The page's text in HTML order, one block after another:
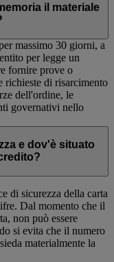
il materiale
massimo 30 giorni, a
per legge un
fornire prove o
richieste di risarcimento
dell'ordine, le
governativi nello
e dov'è situato
di sicurezza della carta
Dal momento che il
non può essere
si evita che il numero
materialmente la